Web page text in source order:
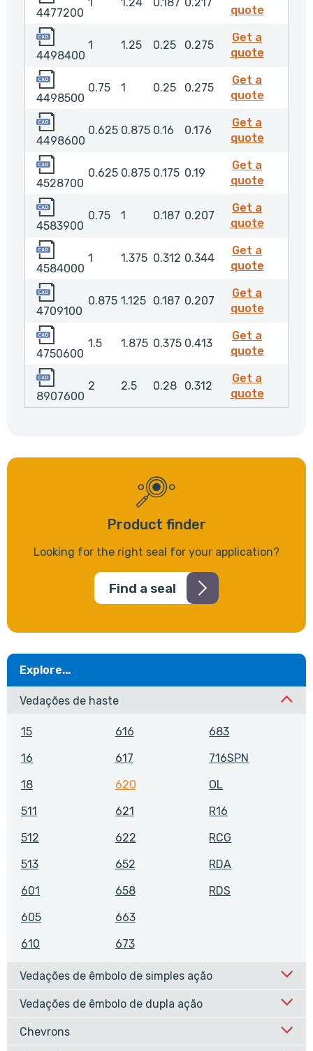
4477200
1 1.24 0.187 0.217
quote4477200
4498400
1 1.25 0.25 0.275
Get a
quote
4498500
0.75 1 0.25 0.275
Get a
quote
4498600
0.625 0.875 0.16 0.176
Get a
quote
4528700
0.625 0.875 0.175 0.19
Get a
quote4528700
4583900
0.75 1 0.187 0.207
Get a
quote
4584000
1 1.375 0.312 0.344
Get a
quote
4709100
0.875 1.125 0.187 0.207
Get a
quote4709100
4750600
1.5 1.875 0.375 0.413
Get a
quote4750600
8907600
2 2.5 0.28 0.312
Get a
quote
Product finder
Looking for the right seal for your application?
Find a seal
Explore...
Vedações de haste
15
16
18
511
512
513
601
605
610
616
617
620
621
622
652
658
663
673
683
716SPN
OL
R16
RCG
RDA
RDS
Vedações de êmbolo de simples ação
Vedações de êmbolo de dupla ação
Chevrons